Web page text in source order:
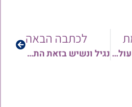
הופיע ויצא לאור עולם הספר הנפלא שו"ת אורן של חכמים חלק שלישי מאת הגאון רבי אורן צדוק שליט"א
לכתבה הבאה
נגיל ונשיש בזאת התורה כי היא לנו עוז ואורה: ברגשי גיל ועוז הננו שמחים לבשר על פתיחת שערי בית מדרשינו המרכז לק"ק תימן 'קהל יעקב' רחוב אבטליון 20 בני ברק החל מהשבת פרשת במדבר